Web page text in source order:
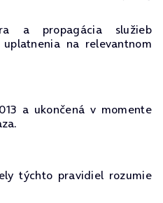
a propagácia služieb
na relevantnom
a ukončená v momente
týchto pravidiel rozumie